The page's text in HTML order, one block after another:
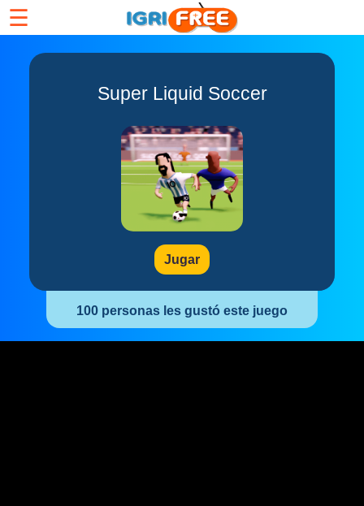
☰
Super Liquid Soccer
Jugar
100 personas les gustó este juego